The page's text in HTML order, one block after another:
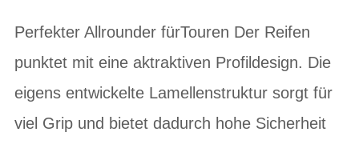
Perfekter Allrounder fürTouren Der Reifen
punktet mit eine aktraktiven Profildesign. Die
eigens entwickelte Lamellenstruktur sorgt für
viel Grip und bietet dadurch hohe Sicherheit